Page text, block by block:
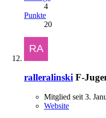
4
Punkte
20
ralleralinski F-
Mitglied seit 3.
Website